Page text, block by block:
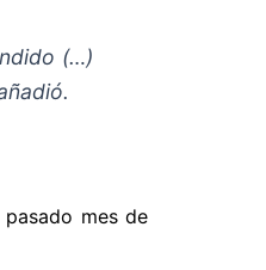
(…)
mes de